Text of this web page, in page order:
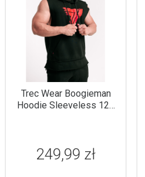
Trec Wear Boogieman
Hoodie Sleeveless 120
249,99 zł